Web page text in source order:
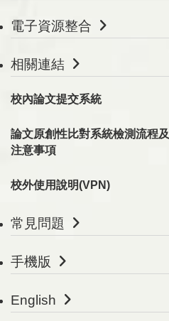
電子資源整合
相關連結
校內論文提交系統
論文原創性比對系統檢測流程及
注意事項
校外使用說明(VPN)
常見問題
手機版
English